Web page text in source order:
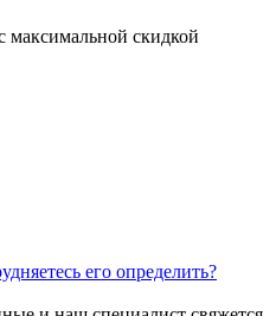
максимальной скидкой
его определить?